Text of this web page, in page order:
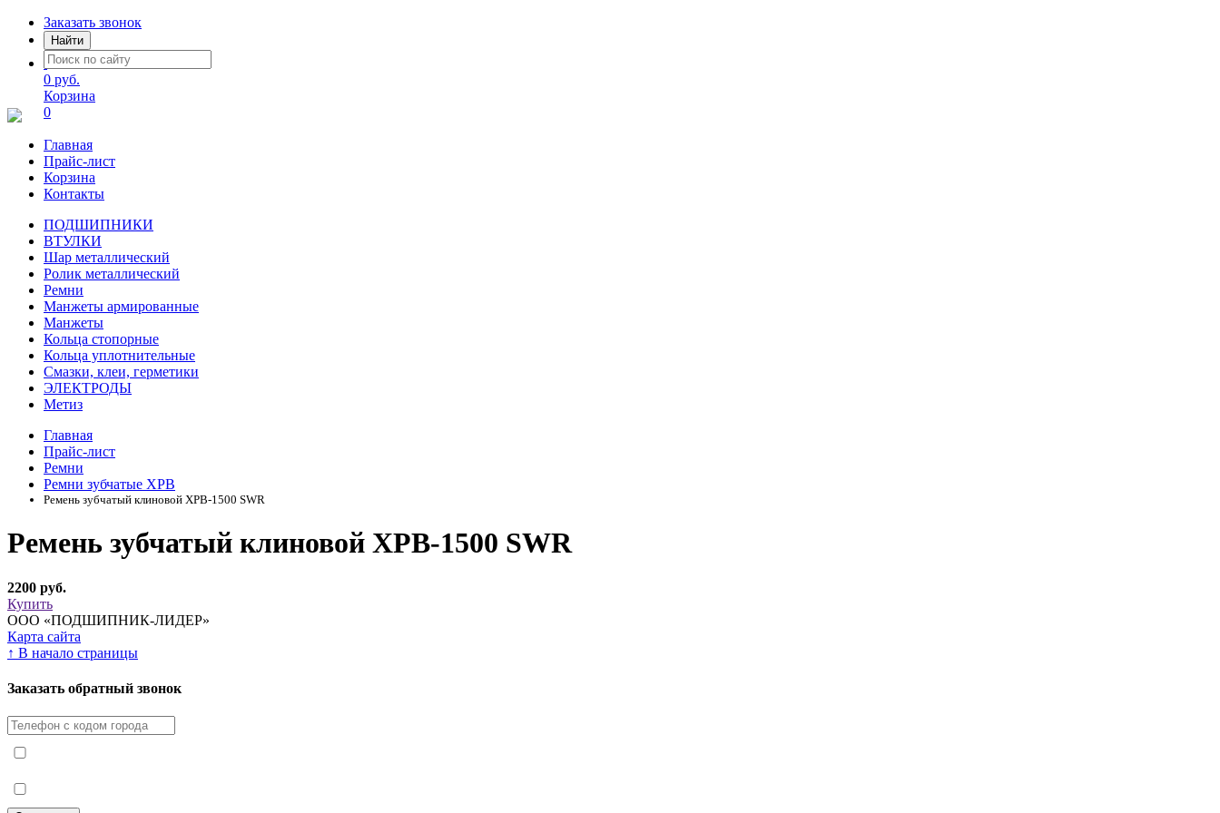
Заказать звонок
Найти
0 руб.
Корзина
0
Главная
Прайс-лист
Корзина
Контакты
ПОДШИПНИКИ
ВТУЛКИ
Шар металлический
Ролик металлический
Ремни
Манжеты армированные
Манжеты
Кольца стопорные
Кольца уплотнительные
Смазки, клеи, герметики
ЭЛЕКТРОДЫ
Метиз
Главная
Прайс-лист
Ремни
Ремни зубчатые XPB
Ремень зубчатый клиновой ХРВ-1500 SWR
Ремень зубчатый клиновой ХРВ-1500 SWR
2200 руб.
Купить
ООО «ПОДШИПНИК-ЛИДЕР»
Карта сайта
↑ В начало страницы
Заказать обратный звонок